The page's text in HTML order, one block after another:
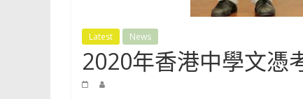
Latest News
2020年香港中學文憑